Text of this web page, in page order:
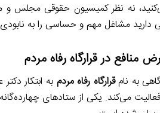
می‌کنید، نه نظر کمیسیون حقوقی
دارید مشاغل مهم و حساسی را به
منافع در قرارگاه رفاه مردم
به نامقرارگاه رفاه مردم
می‌کند. یکی از ستادهای